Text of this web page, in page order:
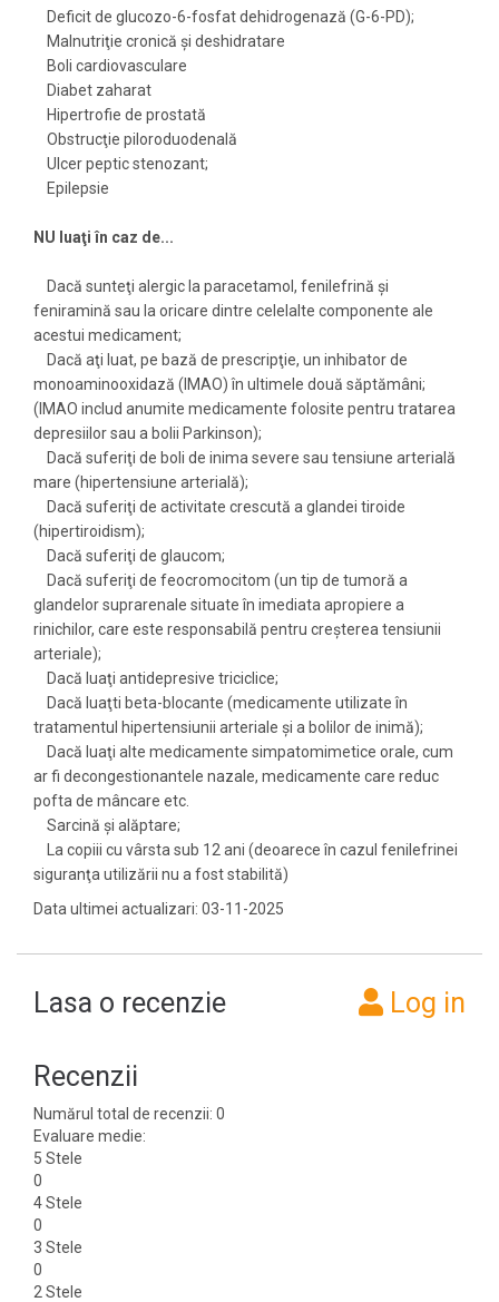
Deficit de glucozo-6-fosfat dehidrogenază (G-6-PD);
Malnutriţie cronică şi deshidratare
Boli cardiovasculare
Diabet zaharat
Hipertrofie de prostată
Obstrucţie piloroduodenală
Ulcer peptic stenozant;
Epilepsie
NU luaţi în caz de...
Dacă sunteţi alergic la paracetamol, fenilefrină şi
feniramină sau la oricare dintre celelalte componente ale
acestui medicament;
Dacă aţi luat, pe bază de prescripţie, un inhibator de
monoaminooxidază (IMAO) în ultimele două săptămâni;
(IMAO includ anumite medicamente folosite pentru tratarea
depresiilor sau a bolii Parkinson);
Dacă suferiţi de boli de inima severe sau tensiune arterială
mare (hipertensiune arterială);
Dacă suferiţi de activitate crescută a glandei tiroide
(hipertiroidism);
Dacă suferiţi de glaucom;
Dacă suferiţi de feocromocitom (un tip de tumoră a
glandelor suprarenale situate în imediata apropiere a
rinichilor, care este responsabilă pentru creşterea tensiunii
arteriale);
Dacă luaţi antidepresive triciclice;
Dacă luaţti beta-blocante (medicamente utilizate în
tratamentul hipertensiunii arteriale şi a bolilor de inimă);
Dacă luaţi alte medicamente simpatomimetice orale, cum
ar fi decongestionantele nazale, medicamente care reduc
pofta de mâncare etc.
Sarcină şi alăptare;
La copiii cu vârsta sub 12 ani (deoarece în cazul fenilefrinei
siguranţa utilizării nu a fost stabilită)
Data ultimei actualizari: 03-11-2025
Lasa o recenzie Log in
Recenzii
Numărul total de recenzii: 0
Evaluare medie:
5 Stele
0
4 Stele
0
3 Stele
0
2 Stele